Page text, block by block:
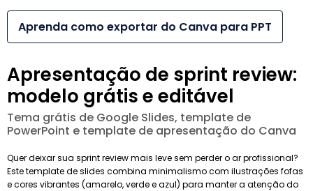
Aprenda como exportar do Canva para PPT
Apresentação de sprint review:
modelo grátis e editável
Tema grátis de Google Slides, template de
PowerPoint e template de apresentação do Canva
Quer deixar sua sprint review mais leve sem perder o ar profissional?
Este template de slides combina minimalismo com ilustrações fofas
e cores vibrantes (amarelo, verde e azul) para manter a atenção do